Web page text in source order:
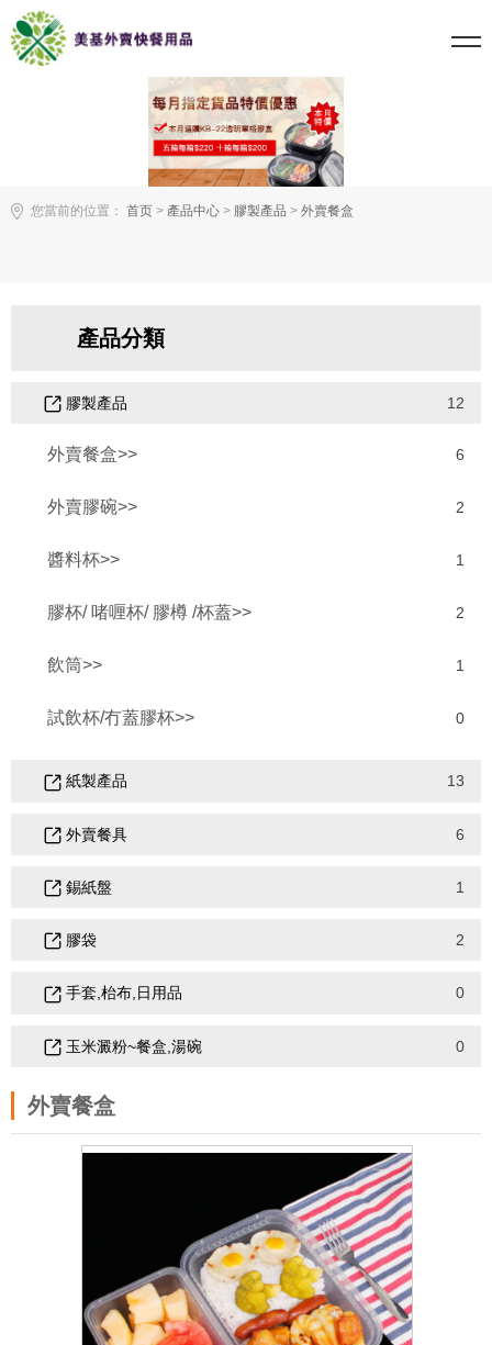
您當前的位置： 首页 > 產品中心 > 膠製產品 > 外賣餐盒
產品分類
膠製產品 12
外賣餐盒>> 6
外賣膠碗>> 2
醬料杯>> 1
膠杯/ 啫喱杯/ 膠樽 /杯蓋>> 2
飲筒>> 1
試飲杯/冇蓋膠杯>> 0
紙製產品 13
外賣餐具 6
錫紙盤 1
膠袋 2
手套,枱布,日用品 0
玉米澱粉~餐盒,湯碗 0
外賣餐盒